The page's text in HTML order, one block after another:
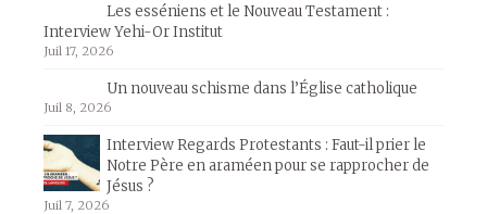
Les esséniens et le Nouveau Testament :
Interview Yehi-Or Institut
Juil 17, 2026
Un nouveau schisme dans l’Église catholique
Juil 8, 2026
Interview Regards Protestants : Faut-il prier le
Notre Père en araméen pour se rapprocher de
Jésus ?
Juil 7, 2026